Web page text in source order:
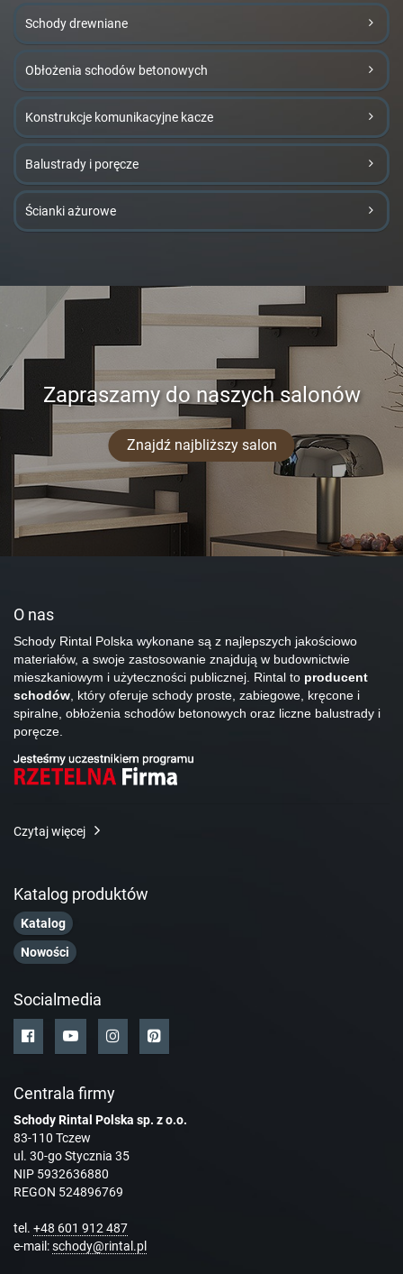
Schody drewniane
Obłożenia schodów betonowych
Konstrukcje komunikacyjne kacze
Balustrady i poręcze
Ścianki ażurowe
Zapraszamy do naszych salonów
Znajdź najbliższy salon
O nas
Schody Rintal Polska wykonane są z najlepszych jakościowo
materiałów, a swoje zastosowanie znajdują w budownictwie
mieszkaniowym i użyteczności publicznej. Rintal to producent
schodów , który oferuje schody proste, zabiegowe, kręcone i
spiralne, obłożenia schodów betonowych oraz liczne balustrady i
poręcze.
Czytaj więcej
Katalog produktów
Katalog
Nowości
Socialmedia
Centrala firmy
Schody Rintal Polska sp. z o.o.
83-110 Tczew
ul. 30-go Stycznia 35
NIP 5932636880
REGON 524896769
tel. +48 601 912 487
e-mail:schody@rintal.pl